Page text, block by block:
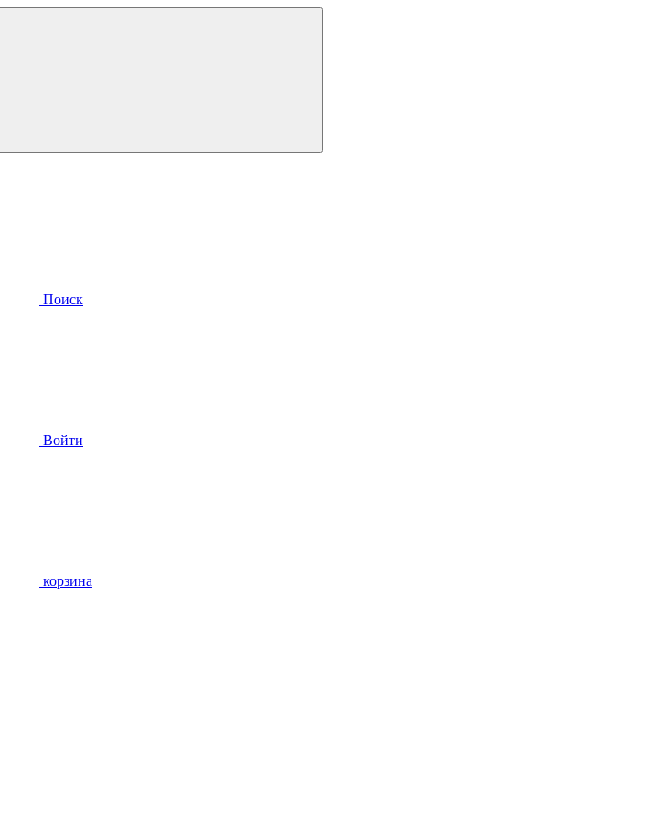
Поиск
Войти
корзина